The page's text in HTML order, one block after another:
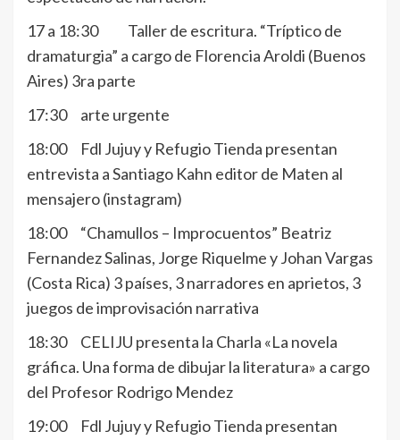
17 a 18:30 Taller de escritura. “Tríptico de
dramaturgia” a cargo de Florencia Aroldi (Buenos
Aires) 3ra parte
17:30 arte urgente
18:00 Fdl Jujuy y Refugio Tienda presentan
entrevista a Santiago Kahn editor de Maten al
mensajero (instagram)
18:00 “Chamullos – Improcuentos” Beatriz
Fernandez Salinas, Jorge Riquelme y Johan Vargas
(Costa Rica) 3 países, 3 narradores en aprietos, 3
juegos de improvisación narrativa
18:30 CELIJU presenta la Charla «La novela
gráfica. Una forma de dibujar la literatura» a cargo
del Profesor Rodrigo Mendez
19:00 Fdl Jujuy y Refugio Tienda presentan